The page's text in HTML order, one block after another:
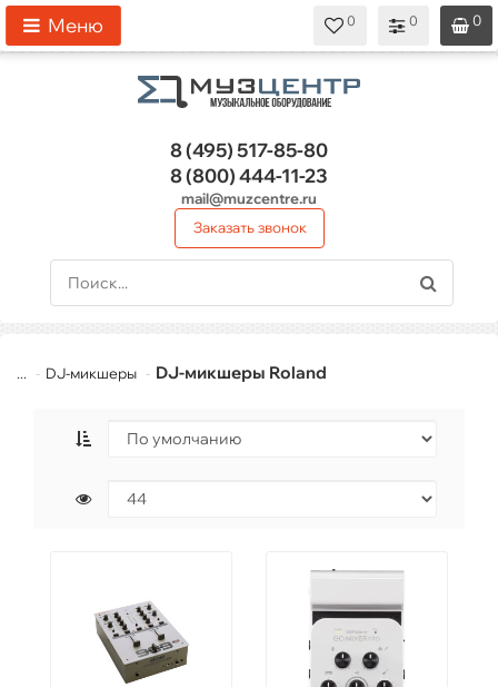
0
0
0
Меню
8 (495)517-85-80
8 (800)444-11-23
mail@muzcentre.ru
Заказать звонок
... DJ-микшеры DJ-микшеры Roland